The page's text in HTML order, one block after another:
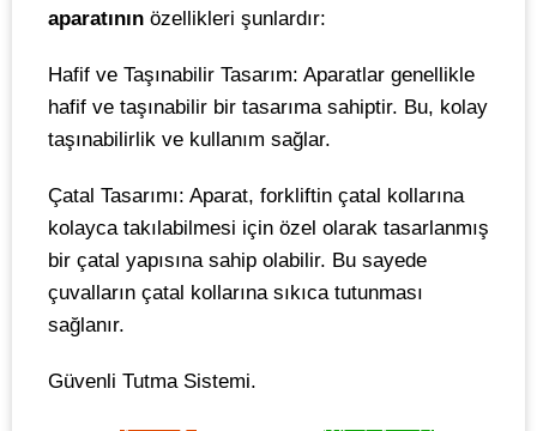
aparatının özellikleri şunlardır:
Hafif ve Taşınabilir Tasarım: Aparatlar genellikle
hafif ve taşınabilir bir tasarıma sahiptir. Bu, kolay
taşınabilirlik ve kullanım sağlar.
Çatal Tasarımı: Aparat, forkliftin çatal kollarına
kolayca takılabilmesi için özel olarak tasarlanmış
bir çatal yapısına sahip olabilir. Bu sayede
çuvalların çatal kollarına sıkıca tutunması
sağlanır.
Güvenli Tutma Sistemi.